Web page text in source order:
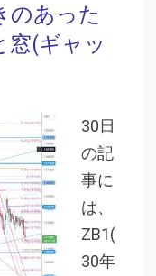
のあった
窓(ギャッ
30日
の記
事に
は、
ZB1(
30年